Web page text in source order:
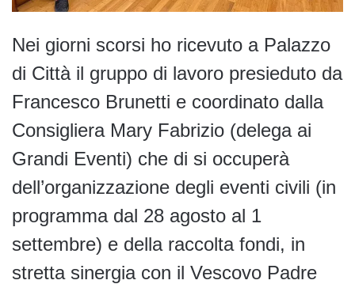
Nei giorni scorsi ho ricevuto a Palazzo
di Città il gruppo di lavoro presieduto da
Francesco Brunetti e coordinato dalla
Consigliera Mary Fabrizio (delega ai
Grandi Eventi) che di si occuperà
dell’organizzazione degli eventi civili (in
programma dal 28 agosto al 1
settembre) e della raccolta fondi, in
stretta sinergia con il Vescovo Padre